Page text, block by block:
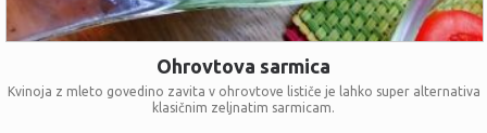
Ohrovtova sarmica
Kvinoja z mleto govedino zavita v ohrovtove lističe je lahko super alternativa
klasičnim zeljnatim sarmicam.